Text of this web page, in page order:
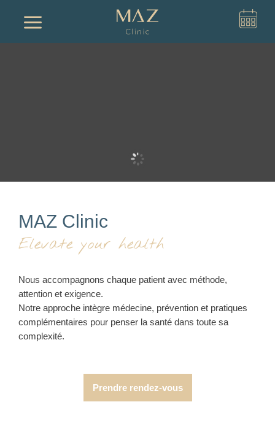
a
MAZ Clinic
Elevate your health
Nous accompagnons chaque patient avec méthode,
attention et exigence.
Notre approche intègre médecine, prévention et pratiques
complémentaires pour penser la santé dans toute sa
complexité.
Prendre rendez-vous